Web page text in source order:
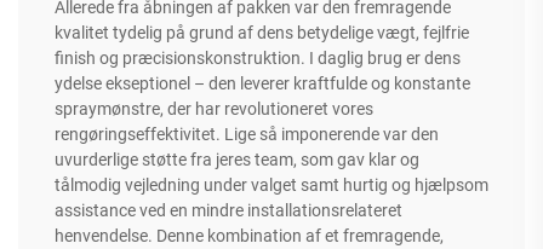
Allerede fra åbningen af pakken var den fremragende
kvalitet tydelig på grund af dens betydelige vægt, fejlfrie
finish og præcisionskonstruktion. I daglig brug er dens
ydelse ekseptionel – den leverer kraftfulde og konstante
spraymønstre, der har revolutioneret vores
rengøringseffektivitet. Lige så imponerende var den
uvurderlige støtte fra jeres team, som gav klar og
tålmodig vejledning under valget samt hurtig og hjælpsom
assistance ved en mindre installationsrelateret
henvendelse. Denne kombination af et fremragende,